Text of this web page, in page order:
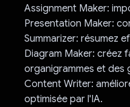
Assignment Maker:
Presentation Maker:
Summarizer: résumez
Diagram Maker: créez
organigrammes et des
Content Writer:
optimisée par l'IA.